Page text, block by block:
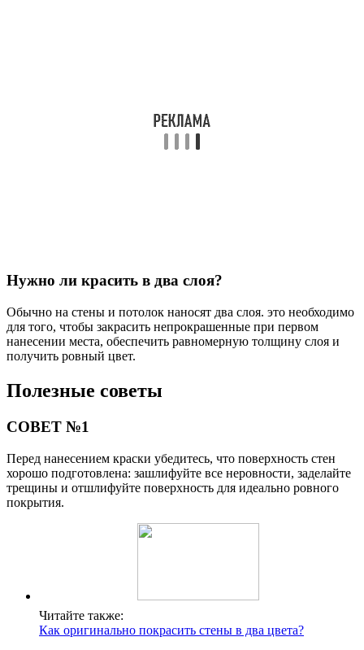
Нужно ли красить в два слоя?
Обычно на стены и потолок наносят два слоя. это необходимо
для того, чтобы закрасить непрокрашенные при первом
нанесении места, обеспечить равномерную толщину слоя и
получить ровный цвет.
Полезные советы
СОВЕТ №1
Перед нанесением краски убедитесь, что поверхность стен
хорошо подготовлена: зашлифуйте все неровности, заделайте
трещины и отшлифуйте поверхность для идеально ровного
покрытия.
Читайте также:
Как оригинально покрасить стены в два цвета?